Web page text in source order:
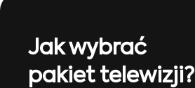
Jak wybrać
pakiet telewizji?